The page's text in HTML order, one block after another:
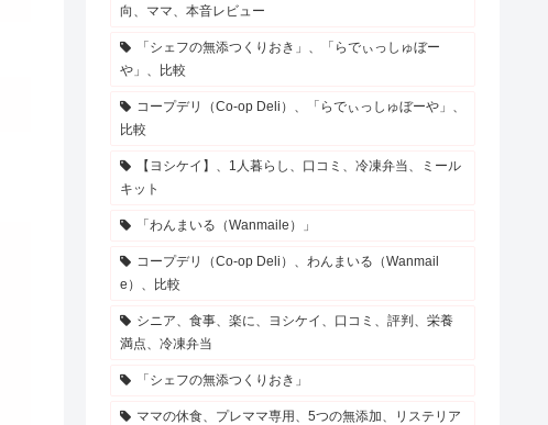
向、ママ、本音レビュー
「シェフの無添つくりおき」、「らでぃっしゅぼー
や」、比較
コープデリ（Co-op Deli）、「らでぃっしゅぼーや」、
比較
【ヨシケイ】、1人暮らし、口コミ、冷凍弁当、ミール
キット
「わんまいる（Wanmaile）」
コープデリ（Co-op Deli）、わんまいる（Wanmail
e）、比較
シニア、食事、楽に、ヨシケイ、口コミ、評判、栄養
満点、冷凍弁当
「シェフの無添つくりおき」
ママの休食、プレママ専用、5つの無添加、リステリア